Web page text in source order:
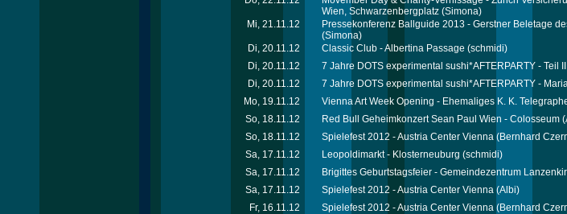
Wien, Schwarzenbergplatz (Simona)
Mi, 21.11.12
Pressekonferenz Ballguide 2013 - Gerstner Beletage
(Simona)
Di, 20.11.12 Classic Club - Albertina Passage (schmidi)
Di, 20.11.12
7 Jahre DOTS experimental sushi*AFTERPARTY - Teil II
Di, 20.11.12
7 Jahre DOTS experimental sushi*AFTERPARTY -
Mo, 19.11.12
Vienna Art Week Opening - Ehemaliges K. K.
So, 18.11.12
Red Bull Geheimkonzert Sean Paul Wien - Colosseum
So, 18.11.12
Spielefest 2012 - Austria Center Vienna (Bernhard
Sa, 17.11.12
Leopoldimarkt - Klosterneuburg (schmidi)
Sa, 17.11.12
Brigittes Geburtstagsfeier - Gemeindezentrum
Sa, 17.11.12
Spielefest 2012 - Austria Center Vienna (Albi)
Fr, 16.11.12
Spielefest 2012 - Austria Center Vienna (Bernhard